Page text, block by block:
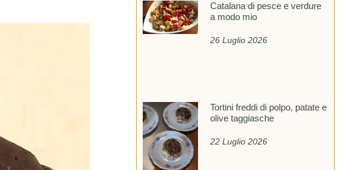
Catalana di pesce e verdure
a modo mio
26 Luglio 2026
Tortini freddi di polpo, patate e
olive taggiasche
22 Luglio 2026